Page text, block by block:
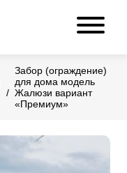
Забор (ограждение)
для дома модель
Жалюзи вариант
«Премиум»